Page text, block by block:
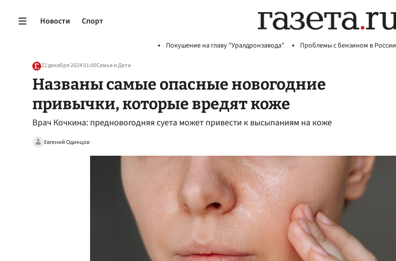
Новости Спорт
Покушение на главу "Уралдронзавода" Проблемы с бензином в России
22 декабря 2024 01:00Семья и Дети
Названы самые опасные новогодние
привычки, которые вредят коже
Врач Кочкина: предновогодняя суета может привести к высыпаниям на коже
Евгений Одинцов